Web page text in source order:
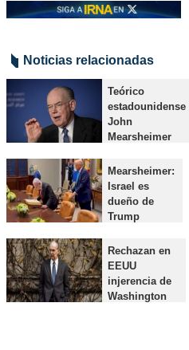
Noticias relacionadas
Teórico
estadounidense
John
Mearsheimer
la “implosión
interna” del
imperio de
EEUU
analista de
relaciones
internacionales
criticó
Mearsheimer:
Israel es
dueño de
Trump
El teórico de
las relaciones
internacionales
y profesor de la
Universidad
Rechazan en
EEUU
injerencia de
Washington